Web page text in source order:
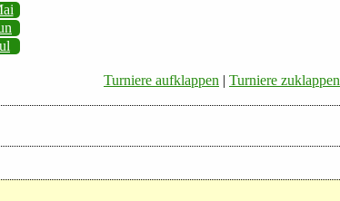
Turniere aufklappen | Turniere zuklappen